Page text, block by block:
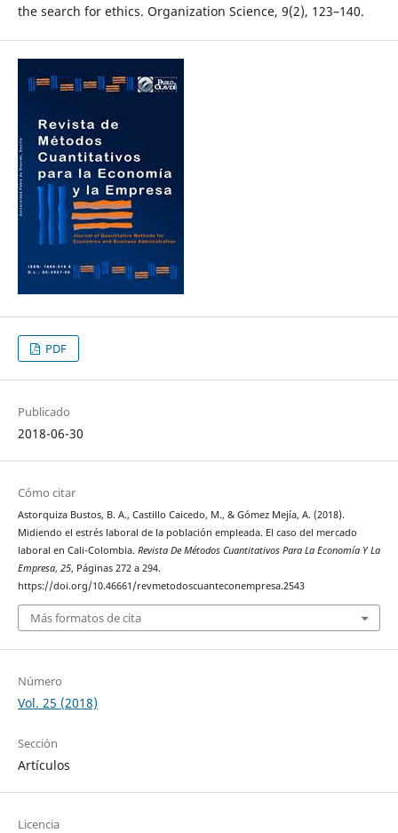
the search for ethics. Organization Science, 9(2), 123–140.
PDF
Publicado
2018-06-30
Cómo citar
Astorquiza Bustos, B. A., Castillo Caicedo, M., & Gómez Mejía, A. (2018).
Midiendo el estrés laboral de la población empleada. El caso del mercado
laboral en Cali-Colombia. Revista De Métodos Cuantitativos Para La Economía Y La
Empresa, 25, Páginas 272 a 294.
https://doi.org/10.46661/revmetodoscuanteconempresa.2543
Más formatos de cita
Número
Vol. 25 (2018)
Sección
Artículos
Licencia